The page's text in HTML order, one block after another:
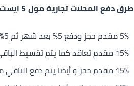
طرق دفع المحلات تجارية مول 5 ايست تاور العاصمة
5% مقدم حجز ودفع 5% بعد شهر ثم 5% بعد سنة و أيضا تقسيط الباقي على 10 سنوات.
15% مقدم تعاقد كما يتم تقسيط الباقي من المبلغ على 7 سنوات بالتساوي.
15% مقدم حجز و أيضا يتم دفع الباقي من سعر الوحدة على 6 سنوات.